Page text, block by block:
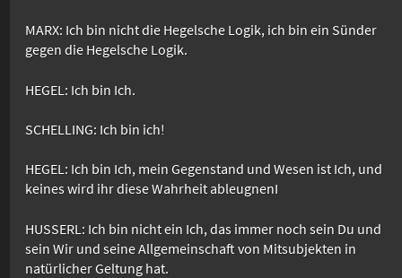
MARX: Ich bin nicht die Hegelsche Logik, ich bin ein Sünder
gegen die Hegelsche Logik.
HEGEL: Ich bin Ich.
SCHELLING: Ich bin ich!
HEGEL: Ich bin Ich, mein Gegenstand und Wesen ist Ich, und
keines wird ihr diese Wahrheit ableugnenI
HUSSERL: Ich bin nicht ein Ich, das immer noch sein Du und
sein Wir und seine Allgemeinschaft von Mitsubjekten in
natürlicher Geltung hat.